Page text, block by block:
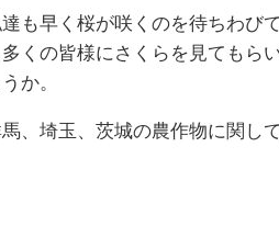
も早く桜が咲くのを待ちわ
の皆様にさくらを見ても
か。
埼玉、茨城の農作物に関し